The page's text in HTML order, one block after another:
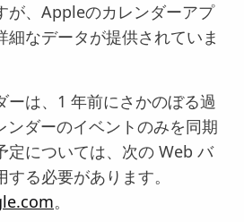
が、Appleのカレンダーアプ
細なデータが提供されていま
ーは、1 年前にさかのぼる過
ダーのイベントのみを同期
定については、次の Web バ
る必要があります。
。